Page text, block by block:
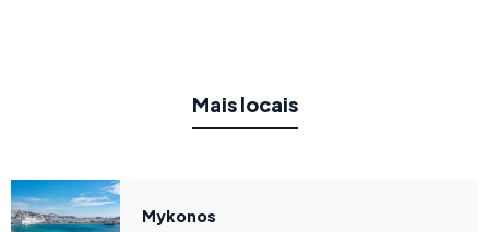
Mais locais
Mykonos